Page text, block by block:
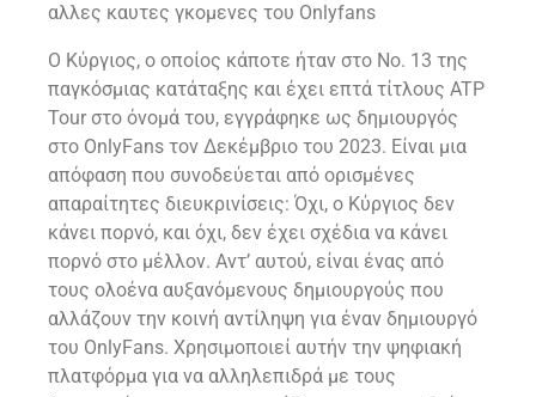
αλλες καυτες γκομενες του Onlyfans
Ο Κύργιος, ο οποίος κάποτε ήταν στο Νο. 13 της
παγκόσμιας κατάταξης και έχει επτά τίτλους ATP
Tour στο όνομά του, εγγράφηκε ως δημιουργός
στο OnlyFans τον Δεκέμβριο του 2023. Είναι μια
απόφαση που συνοδεύεται από ορισμένες
απαραίτητες διευκρινίσεις: Όχι, ο Κύργιος δεν
κάνει πορνό, και όχι, δεν έχει σχέδια να κάνει
πορνό στο μέλλον. Αντ’ αυτού, είναι ένας από
τους ολοένα αυξανόμενους δημιουργούς που
αλλάζουν την κοινή αντίληψη για έναν δημιουργό
του OnlyFans. Χρησιμοποιεί αυτήν την ψηφιακή
πλατφόρμα για να αλληλεπιδρά με τους